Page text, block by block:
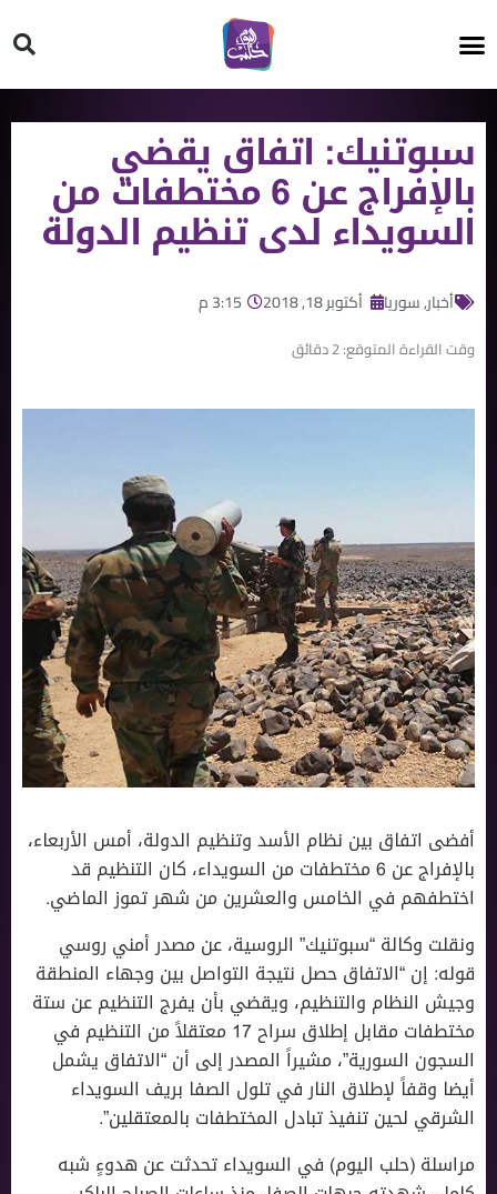
سبوتنيك: اتفاق يقضي
بالإفراج عن 6 مختطفات من
السويداء لدى تنظيم الدولة
أخبار,سوريا أكتوبر 18, 2018 3:15 م
وقت القراءة المتوقع:2دقائق
أفضى اتفاق بين نظام الأسد وتنظيم الدولة، أمس الأربعاء،
بالإفراج عن 6 مختطفات من السويداء، كان التنظيم قد
اختطفهم في الخامس والعشرين من شهر تموز الماضي.
ونقلت وكالة “سبوتنيك” الروسية، عن مصدر أمني روسي
قوله: إن “الاتفاق حصل نتيجة التواصل بين وجهاء المنطقة
وجيش النظام والتنظيم، ويقضي بأن يفرج التنظيم عن ستة
مختطفات مقابل إطلاق سراح 17 معتقلاً من التنظيم في
السجون السورية”، مشيراً المصدر إلى أن “الاتفاق يشمل
أيضا وقفاً لإطلاق النار في تلول الصفا بريف السويداء
الشرقي لحين تنفيذ تبادل المختطفات بالمعتقلين”.
مراسلة (حلب اليوم) في السويداء تحدثت عن هدوءٍ شبه